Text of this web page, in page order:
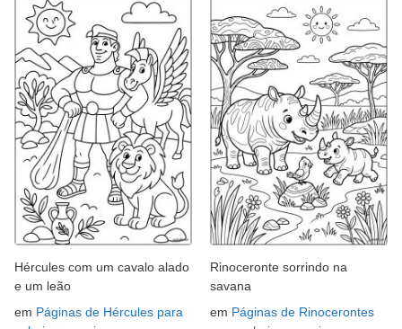
Hércules com um cavalo alado
e um leão
em Páginas de Hércules para
Rinoceronte sorrindo na
savana
em Páginas de Rinocerontes